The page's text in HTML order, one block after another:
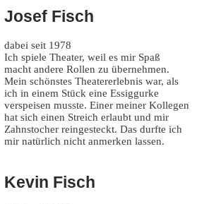
Josef Fisch
dabei seit 1978
Ich spiele Theater, weil es mir Spaß
macht andere Rollen zu übernehmen.
Mein schönstes Theatererlebnis war, als
ich in einem Stück eine Essiggurke
verspeisen musste. Einer meiner Kollegen
hat sich einen Streich erlaubt und mir
Zahnstocher reingesteckt. Das durfte ich
mir natürlich nicht anmerken lassen.
Kevin Fisch